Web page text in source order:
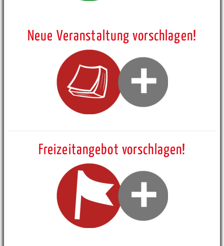
Neue Veranstaltung vorschlagen!
Freizeitangebot vorschlagen!